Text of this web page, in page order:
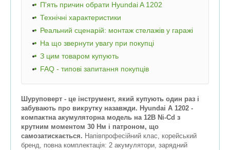
П'ять причин обрати Hyundai A 1202
Технічні характеристики
Реальний сценарій: монтаж стелажів у гаражі
На що звернути увагу при покупці
З цим товаром купують
FAQ - типові запитання покупців
Шуруповерт - це інструмент, який купують один раз і
забувають про викрутку назавжди. Hyundai A 1202 -
компактна акумуляторна модель на 12В Ni-Cd з
крутним моментом 30 Нм і патроном, що
самозатискається. Напівпрофесійний клас, корейський
бренд, повна комплектація: 2 акумулятори, зарядний